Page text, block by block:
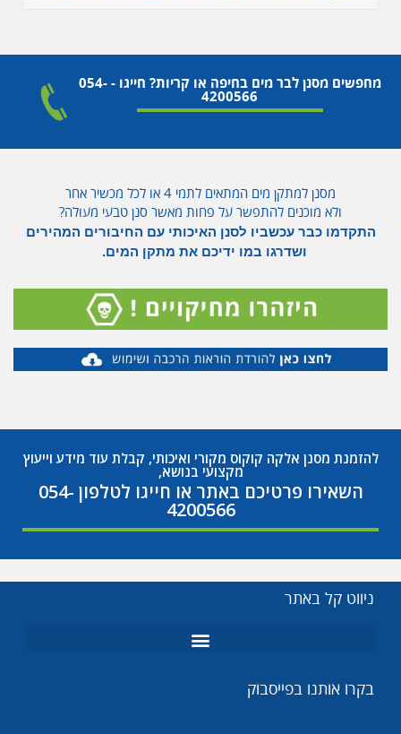
מחפשים מסנן לבר מים בחיפה או קריות? חייגו - 054-
4200566
מסנן למתקן מים המתאים לתמי 4 או לכל מכשיר אחר
ולא מוכנים להתפשר על פחות מאשר סנן טבעי מעולה?
התקדמו כבר עכשביו לסנן האיכותי עם החיבורים המהירים
ושדרגו במו ידיכם את מתקן המים.
להזמנת מסנן אלקה קוקוס מקורי ואיכותי, קבלת עוד מידע וייעוץ
מקצועי בנושא,
השאירו פרטיכם באתר או חייגו לטלפון 054-
4200566
ניווט קל באתר
בקרו אותנו בפייסבוק